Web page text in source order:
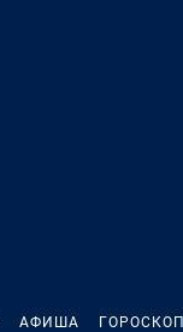
АФИША ГОРОСКОП